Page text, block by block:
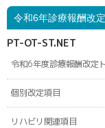
令和6年診療報酬改定
PT-OT-ST.NET
令和6年度診療報酬改定
個別改定項目
リハビリ関連項目